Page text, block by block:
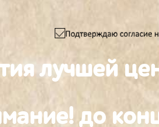
лучшей
до